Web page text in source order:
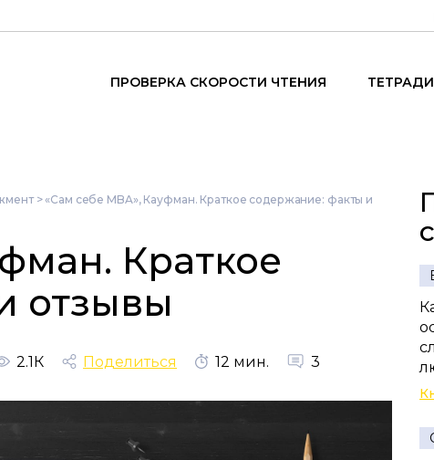
ПРОВЕРКА СКОРОСТИ ЧТЕНИЯ ТЕТРАДИ
>«Сам себе MBA», Кауфман. Краткое содержание: факты и
Краткое
отзывы
2.1К Поделиться 12 мин. 3